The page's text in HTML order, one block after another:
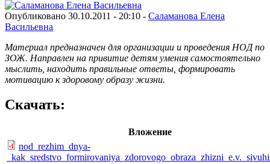
Опубликовано 30.10.2011 - 20:10 - Саламанова Елена
Васильевна
Материал предназначен для организации и проведения НОД по
ЗОЖ. Направлен на привитие детям умения самостоятельно
мыслить, находить правильные ответы, формировать
мотивацию к здоровому образу жизни.
Скачать:
Вложение
nod_rezhim_dnya-